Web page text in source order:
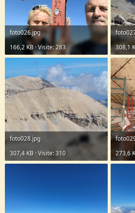
foto026.jpg
166,2 KB · Visite: 283
308,1
foto028.jpg
307,4 KB · Visite: 310
273,6